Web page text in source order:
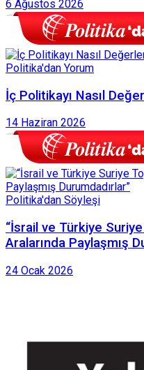
6 Ağustos 2026
Politika'dan Yorum
İç Politikayı Nasıl
14 Haziran 2026
Politika'dan Söyleşi
“İsrail ve Türkiye Suriye
Aralarında Paylaşmış
24 Ocak 2026